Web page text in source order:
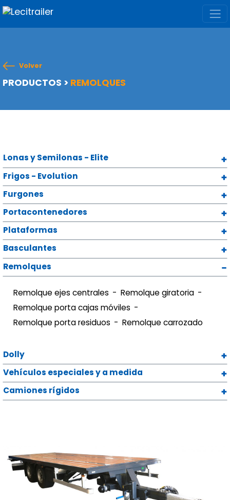
Volver
PRODUCTOS > REMOLQUES
Lonas y Semilonas - Elite
Frigos - Evolution
Furgones
Portacontenedores
Plataformas
Basculantes
Remolques
Remolque ejes centrales
Remolque giratoria
Remolque porta cajas móviles
Remolque porta residuos
Remolque carrozado
Dolly
Vehículos especiales y a medida
Camiones rígidos